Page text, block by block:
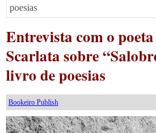
poesias
Entrevista com o
Scarlata sobre
livro de poesias
Bookeiro Publish